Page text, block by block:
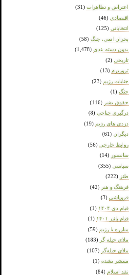
اعتراض و تظاهرات (31)
اقتصادی (46)
انتخاباتی (125)
بحران اتمی، جنگ (58)
بدون دسته بندی (1,478)
تاریخی (2)
تروریزم (13)
جنایات رژیم (23)
جنگ (1)
حقوق بشر (116)
درگیری جناحی (8)
دزدی های رژیم (19)
دیگران (61)
روابط خارجی (56)
سانسور (14)
سیاسی (355)
طنز (222)
فرهنگ و هنر (42)
فروپاشی (3)
قیام دی ۱۴۰۴
(1)
قیام پائیز ۱۴۰۱
(1)
مبارزه با رژیم (59)
ملای حیله گر (183)
ملای حیله‌گر (107)
منتشر نشده (1)
نقد اسلام (84)